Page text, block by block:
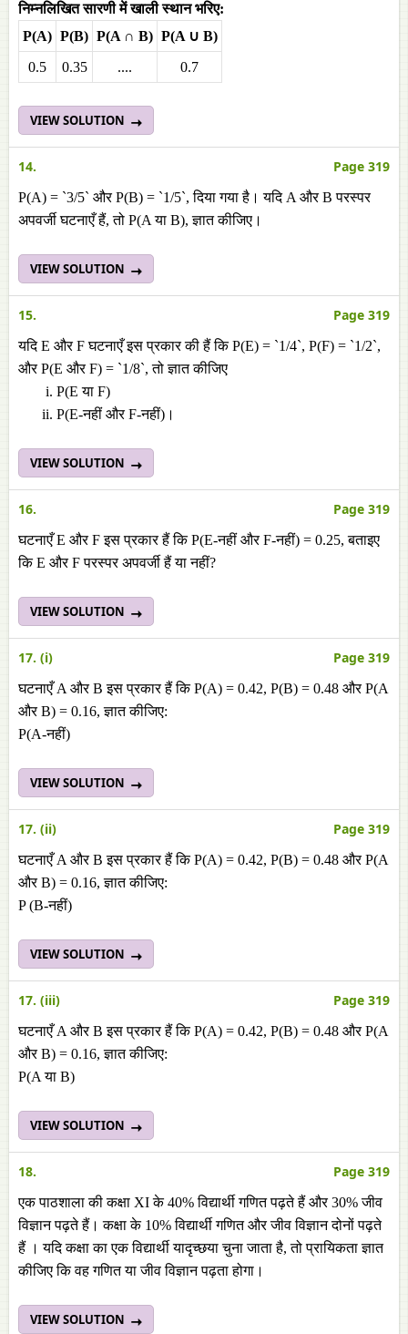
निम्नलिखित सारणी में खाली स्थान भरिए:
P(A) P(B) P(A ∩ B) P(A ∪ B)
0.5
0.35 .... 0.7
VIEW SOLUTION
14. Page 319
P(A) = `3/5` और P(B) = `1/5`, दिया गया है। यदि A और B परस्पर
अपवर्जी घटनाएँ हैं, तो P(A या B), ज्ञात कीजिए।
VIEW SOLUTION
15. Page 319
यदि E और F घटनाएँ इस प्रकार की हैं कि P(E) = `1/4`, P(F) = `1/2`,
और P(E और F) = `1/8`, तो ज्ञात कीजिए
P(E या F)
P(E-नहीं और F-नहीं)।
VIEW SOLUTION
16. Page 319
घटनाएँ E और F इस प्रकार हैं कि P(E-नहीं और F-नहीं) = 0.25, बताइए
कि E और F परस्पर अपवर्जी हैं या नहीं?
VIEW SOLUTION
17. (i) Page 319
घटनाएँ A और B इस प्रकार हैं कि P(A) = 0.42, P(B) = 0.48 और P(A
और B) = 0.16, ज्ञात कीजिए:
P(A-नहीं)
VIEW SOLUTION
17. (ii) Page 319
घटनाएँ A और B इस प्रकार हैं कि P(A) = 0.42, P(B) = 0.48 और P(A
और B) = 0.16, ज्ञात कीजिए:
P (B-नहीं)
VIEW SOLUTION
17. (iii) Page 319
घटनाएँ A और B इस प्रकार हैं कि P(A) = 0.42, P(B) = 0.48 और P(A
और B) = 0.16, ज्ञात कीजिए:
P(A या B)
VIEW SOLUTION
18. Page 319
एक पाठशाला की कक्षा XI के 40% विद्यार्थी गणित पढ़ते हैं और 30% जीव
विज्ञान पढ़ते हैं। कक्षा के 10% विद्यार्थी गणित और जीव विज्ञान दोनों पढ़ते
हैं । यदि कक्षा का एक विद्यार्थी यादृच्छया चुना जाता है, तो प्रायिकता ज्ञात
कीजिए कि वह गणित या जीव विज्ञान पढ़ता होगा।
VIEW SOLUTION